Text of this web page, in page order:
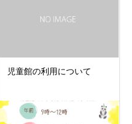
児童館の利用について